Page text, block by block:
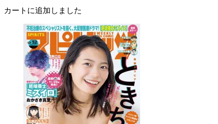
カートに追加しました